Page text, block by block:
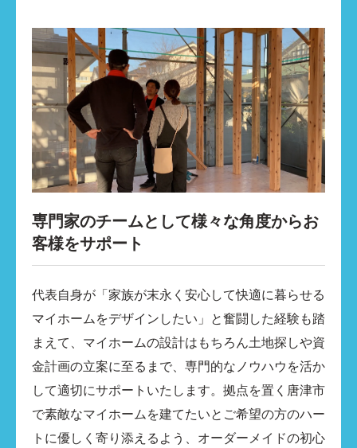
専門家のチームとして様々な角度からお
客様をサポート
代表自身が「家族が末永く安心して快適に暮らせる
マイホームをデザインしたい」と奮闘した経験も踏
まえて、マイホームの設計はもちろん土地探しや資
金計画の立案に至るまで、専門的なノウハウを活か
して適切にサポートいたします。拠点を置く唐津市
で素敵なマイホームを建てたいとご希望の方のハー
トに優しく寄り添えるよう、オーダーメイドの初心